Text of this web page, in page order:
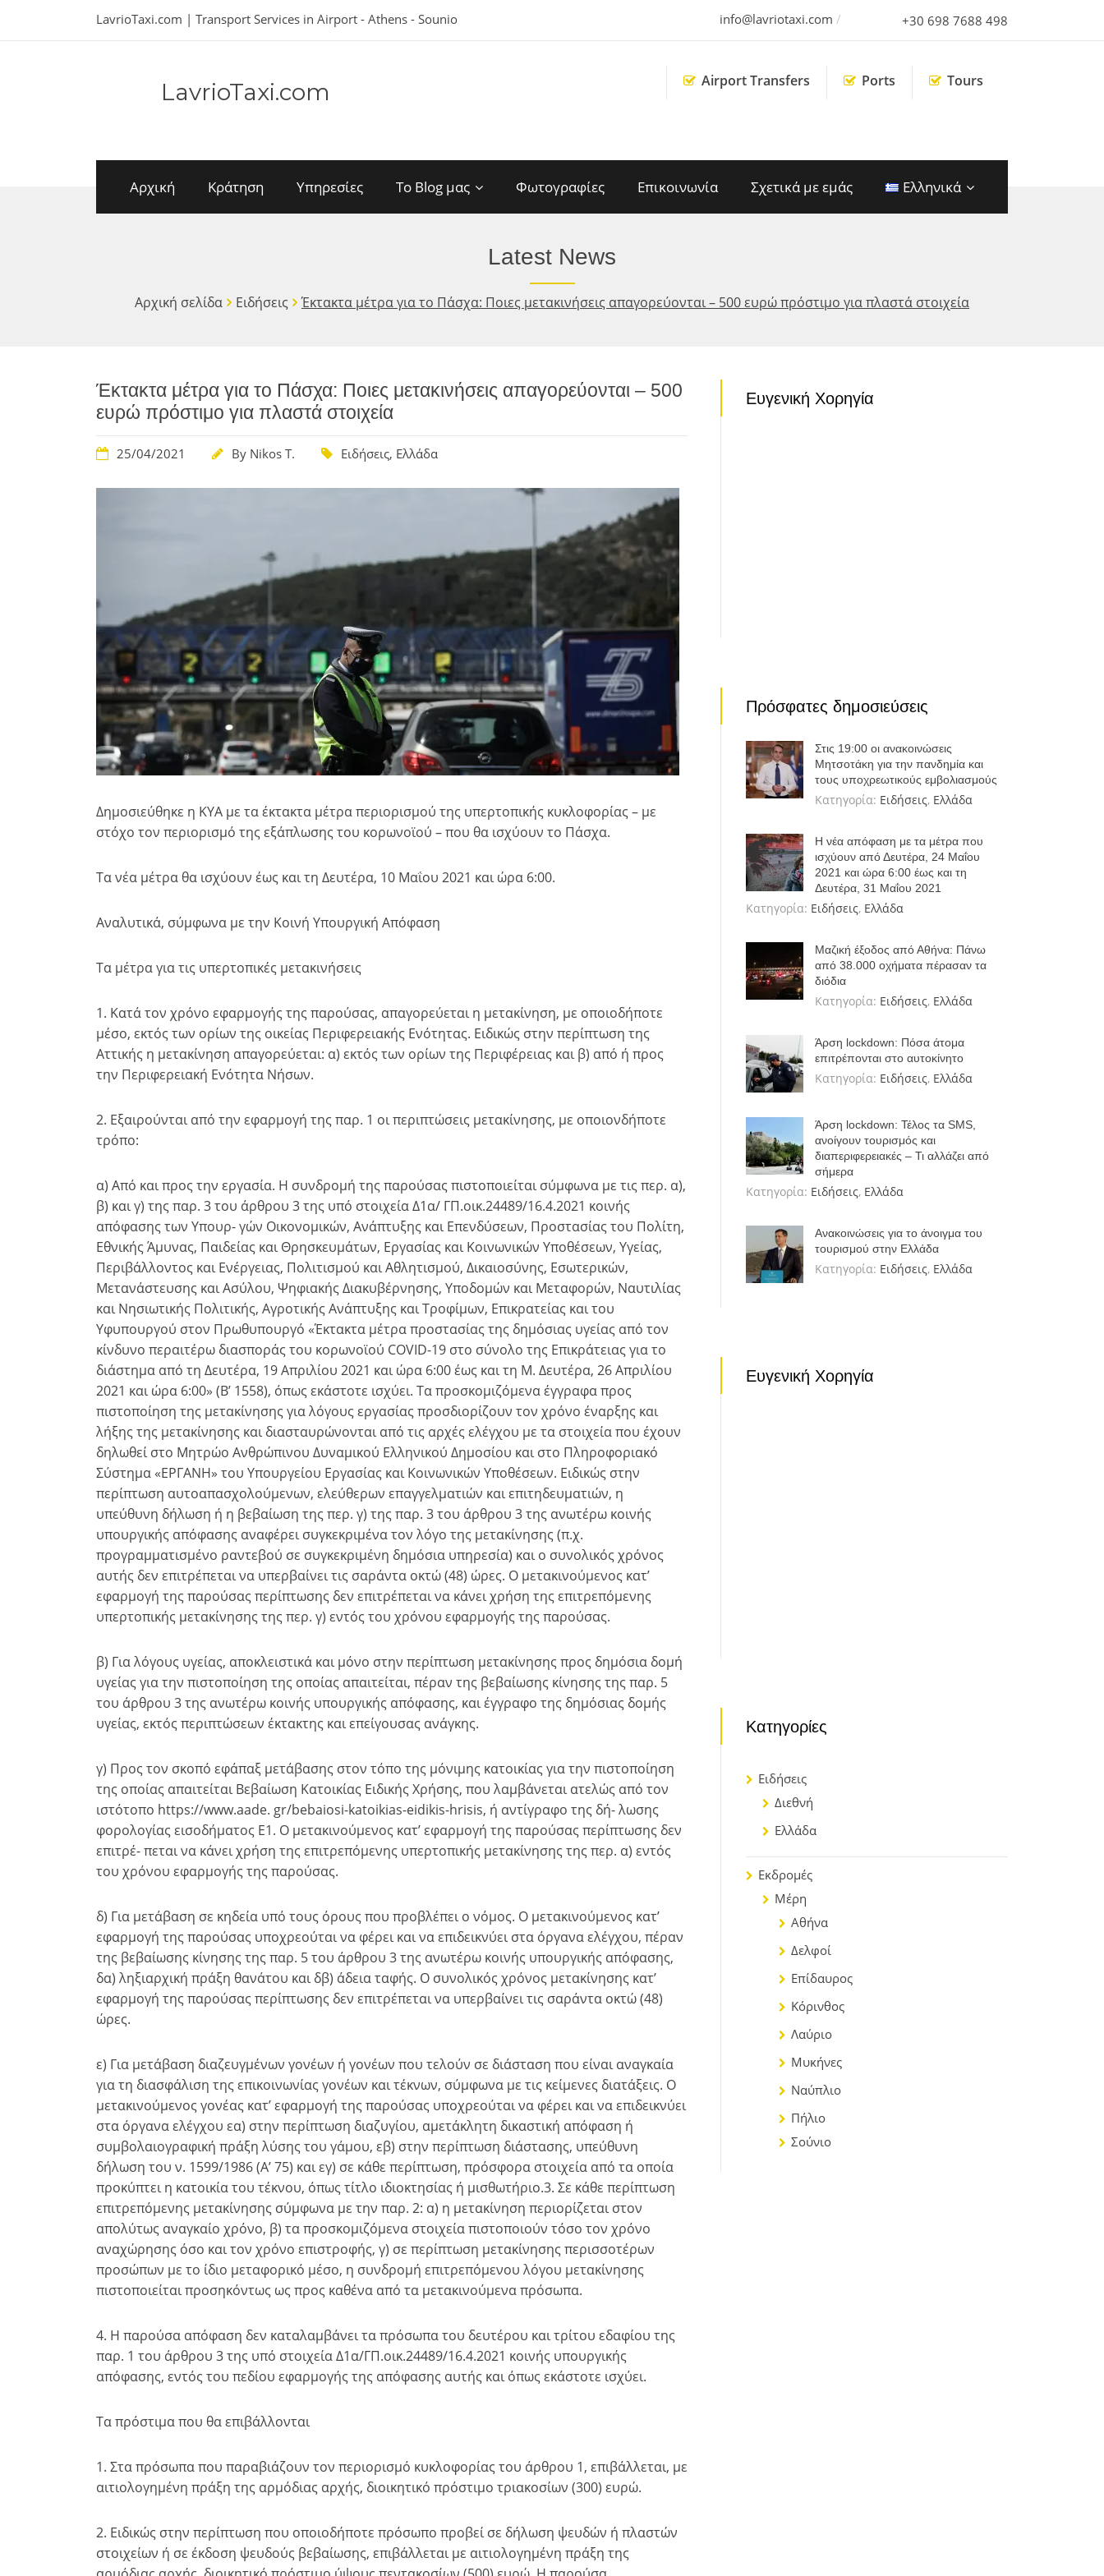
LavrioTaxi.com | Transport Services in Airport - Athens - Sounio info@lavriotaxi.com +30 698 7688 498
LavrioTaxi.com Airport Transfers Ports Tours
Αρχική Κράτηση Υπηρεσίες Το Blog μας Φωτογραφίες Επικοινωνία Σχετικά με εμάς Ελληνικά
Latest News
Αρχική σελίδα Ειδήσεις Έκτακτα μέτρα για το Πάσχα: Ποιες μετακινήσεις απαγορεύονται – 500 ευρώ πρόστιμο για πλαστά στοιχεία
Έκτακτα μέτρα για το Πάσχα: Ποιες μετακινήσεις απαγορεύονται – 500
ευρώ πρόστιμο για πλαστά στοιχεία
25/04/2021 By Nikos T. Ειδήσεις, Ελλάδα
Δημοσιεύθηκε η ΚΥΑ με τα έκτακτα μέτρα περιορισμού της υπερτοπικής κυκλοφορίας – με
στόχο τον περιορισμό της εξάπλωσης του κορωνοϊού – που θα ισχύουν το Πάσχα.
Τα νέα μέτρα θα ισχύουν έως και τη Δευτέρα, 10 Μαΐου 2021 και ώρα 6:00.
Αναλυτικά, σύμφωνα με την Κοινή Υπουργική Απόφαση
Τα μέτρα για τις υπερτοπικές μετακινήσεις
1. Κατά τον χρόνο εφαρμογής της παρούσας, απαγορεύεται η μετακίνηση, με οποιοδήποτε
μέσο, εκτός των ορίων της οικείας Περιφερειακής Ενότητας. Ειδικώς στην περίπτωση της
Αττικής η μετακίνηση απαγορεύεται: α) εκτός των ορίων της Περιφέρειας και β) από ή προς
την Περιφερειακή Ενότητα Νήσων.
2. Εξαιρούνται από την εφαρμογή της παρ. 1 οι περιπτώσεις μετακίνησης, με οποιονδήποτε
τρόπο:
α) Aπό και προς την εργασία. Η συνδρομή της παρούσας πιστοποιείται σύμφωνα με τις περ. α),
β) και γ) της παρ. 3 του άρθρου 3 της υπό στοιχεία Δ1α/ ΓΠ.οικ.24489/16.4.2021 κοινής
απόφασης των Υπουρ- γών Οικονομικών, Ανάπτυξης και Επενδύσεων, Προστασίας του Πολίτη,
Εθνικής Άμυνας, Παιδείας και Θρησκευμάτων, Εργασίας και Κοινωνικών Υποθέσεων, Υγείας,
Περιβάλλοντος και Ενέργειας, Πολιτισμού και Αθλητισμού, Δικαιοσύνης, Εσωτερικών,
Μετανάστευσης και Ασύλου, Ψηφιακής Διακυβέρνησης, Υποδομών και Μεταφορών, Ναυτιλίας
και Νησιωτικής Πολιτικής, Αγροτικής Ανάπτυξης και Τροφίμων, Επικρατείας και του
Υφυπουργού στον Πρωθυπουργό «Έκτακτα μέτρα προστασίας της δημόσιας υγείας από τον
κίνδυνο περαιτέρω διασποράς του κορωνοϊού COVID-19 στο σύνολο της Επικράτειας για το
διάστημα από τη Δευτέρα, 19 Απριλίου 2021 και ώρα 6:00 έως και τη Μ. Δευτέρα, 26 Απριλίου
2021 και ώρα 6:00» (Β’ 1558), όπως εκάστοτε ισχύει. Τα προσκομιζόμενα έγγραφα προς
πιστοποίηση της μετακίνησης για λόγους εργασίας προσδιορίζουν τον χρόνο έναρξης και
λήξης της μετακίνησης και διασταυρώνονται από τις αρχές ελέγχου με τα στοιχεία που έχουν
δηλωθεί στο Μητρώο Ανθρώπινου Δυναμικού Ελληνικού Δημοσίου και στο Πληροφοριακό
Σύστημα «ΕΡΓΑΝΗ» του Υπουργείου Εργασίας και Κοινωνικών Υποθέσεων. Ειδικώς στην
περίπτωση αυτοαπασχολούμενων, ελεύθερων επαγγελματιών και επιτηδευματιών, η
υπεύθυνη δήλωση ή η βεβαίωση της περ. γ) της παρ. 3 του άρθρου 3 της ανωτέρω κοινής
υπουργικής απόφασης αναφέρει συγκεκριμένα τον λόγο της μετακίνησης (π.χ.
προγραμματισμένο ραντεβού σε συγκεκριμένη δημόσια υπηρεσία) και ο συνολικός χρόνος
αυτής δεν επιτρέπεται να υπερβαίνει τις σαράντα οκτώ (48) ώρες. Ο μετακινούμενος κατ’
εφαρμογή της παρούσας περίπτωσης δεν επιτρέπεται να κάνει χρήση της επιτρεπόμενης
υπερτοπικής μετακίνησης της περ. γ) εντός του χρόνου εφαρμογής της παρούσας.
β) Για λόγους υγείας, αποκλειστικά και μόνο στην περίπτωση μετακίνησης προς δημόσια δομή
υγείας για την πιστοποίηση της οποίας απαιτείται, πέραν της βεβαίωσης κίνησης της παρ. 5
του άρθρου 3 της ανωτέρω κοινής υπουργικής απόφασης, και έγγραφο της δημόσιας δομής
υγείας, εκτός περιπτώσεων έκτακτης και επείγουσας ανάγκης.
γ) Προς τον σκοπό εφάπαξ μετάβασης στον τόπο της μόνιμης κατοικίας για την πιστοποίηση
της οποίας απαιτείται Βεβαίωση Κατοικίας Ειδικής Χρήσης, που λαμβάνεται ατελώς από τον
ιστότοπο https://www.aade. gr/bebaiosi-katoikias-eidikis-hrisis, ή αντίγραφο της δή- λωσης
φορολογίας εισοδήματος Ε1. Ο μετακινούμενος κατ’ εφαρμογή της παρούσας περίπτωσης δεν
επιτρέ- πεται να κάνει χρήση της επιτρεπόμενης υπερτοπικής μετακίνησης της περ. α) εντός
του χρόνου εφαρμογής της παρούσας.
δ) Για μετάβαση σε κηδεία υπό τους όρους που προβλέπει ο νόμος. Ο μετακινούμενος κατ’
εφαρμογή της παρούσας υποχρεούται να φέρει και να επιδεικνύει στα όργανα ελέγχου, πέραν
της βεβαίωσης κίνησης της παρ. 5 του άρθρου 3 της ανωτέρω κοινής υπουργικής απόφασης,
δα) ληξιαρχική πράξη θανάτου και δβ) άδεια ταφής. Ο συνολικός χρόνος μετακίνησης κατ’
εφαρμογή της παρούσας περίπτωσης δεν επιτρέπεται να υπερβαίνει τις σαράντα οκτώ (48)
ώρες.
ε) Για μετάβαση διαζευγμένων γονέων ή γονέων που τελούν σε διάσταση που είναι αναγκαία
για τη διασφάλιση της επικοινωνίας γονέων και τέκνων, σύμφωνα με τις κείμενες διατάξεις. Ο
μετακινούμενος γονέας κατ’ εφαρμογή της παρούσας υποχρεούται να φέρει και να επιδεικνύει
στα όργανα ελέγχου εα) στην περίπτωση διαζυγίου, αμετάκλητη δικαστική απόφαση ή
συμβολαιογραφική πράξη λύσης του γάμου, εβ) στην περίπτωση διάστασης, υπεύθυνη
δήλωση του ν. 1599/1986 (Α’ 75) και εγ) σε κάθε περίπτωση, πρόσφορα στοιχεία από τα οποία
προκύπτει η κατοικία του τέκνου, όπως τίτλο ιδιοκτησίας ή μισθωτήριο.3. Σε κάθε περίπτωση
επιτρεπόμενης μετακίνησης σύμφωνα με την παρ. 2: α) η μετακίνηση περιορίζεται στον
απολύτως αναγκαίο χρόνο, β) τα προσκομιζόμενα στοιχεία πιστοποιούν τόσο τον χρόνο
αναχώρησης όσο και τον χρόνο επιστροφής, γ) σε περίπτωση μετακίνησης περισσοτέρων
προσώπων με το ίδιο μεταφορικό μέσο, η συνδρομή επιτρεπόμενου λόγου μετακίνησης
πιστοποιείται προσηκόντως ως προς καθένα από τα μετακινούμενα πρόσωπα.
4. Η παρούσα απόφαση δεν καταλαμβάνει τα πρόσωπα του δευτέρου και τρίτου εδαφίου της
παρ. 1 του άρθρου 3 της υπό στοιχεία Δ1α/ΓΠ.οικ.24489/16.4.2021 κοινής υπουργικής
απόφασης, εντός του πεδίου εφαρμογής της απόφασης αυτής και όπως εκάστοτε ισχύει.
Τα πρόστιμα που θα επιβάλλονται
1. Στα πρόσωπα που παραβιάζουν τον περιορισμό κυκλοφορίας του άρθρου 1, επιβάλλεται, με
αιτιολογημένη πράξη της αρμόδιας αρχής, διοικητικό πρόστιμο τριακοσίων (300) ευρώ.
2. Ειδικώς στην περίπτωση που οποιοδήποτε πρόσωπο προβεί σε δήλωση ψευδών ή πλαστών
στοιχείων ή σε έκδοση ψευδούς βεβαίωσης, επιβάλλεται με αιτιολογημένη πράξη της
Ευγενική Χορηγία
Πρόσφατες δημοσιεύσεις
Στις 19:00 οι ανακοινώσεις
Μητσοτάκη για την πανδημία και
τους υποχρεωτικούς εμβολιασμούς
Κατηγορία: Ειδήσεις, Ελλάδα
Η νέα απόφαση με τα μέτρα που
ισχύουν από Δευτέρα, 24 Μαΐου
2021 και ώρα 6:00 έως και τη
Δευτέρα, 31 Μαΐου 2021
Κατηγορία: Ειδήσεις, Ελλάδα
Μαζική έξοδος από Αθήνα: Πάνω
από 38.000 οχήματα πέρασαν τα
διόδια
Κατηγορία: Ειδήσεις, Ελλάδα
Άρση lockdown: Πόσα άτομα
επιτρέπονται στο αυτοκίνητο
Κατηγορία: Ειδήσεις, Ελλάδα
Άρση lockdown: Τέλος τα SMS,
ανοίγουν τουρισμός και
διαπεριφερειακές – Τι αλλάζει από
σήμερα
Κατηγορία: Ειδήσεις, Ελλάδα
Ανακοινώσεις για το άνοιγμα του
τουρισμού στην Ελλάδα
Κατηγορία: Ειδήσεις, Ελλάδα
Ευγενική Χορηγία
Κατηγορίες
Ειδήσεις
Διεθνή
Ελλάδα
Εκδρομές
Μέρη
Αθήνα
Δελφοί
Επίδαυρος
Κόρινθος
Λαύριο
Μυκήνες
Ναύπλιο
Πήλιο
Σούνιο